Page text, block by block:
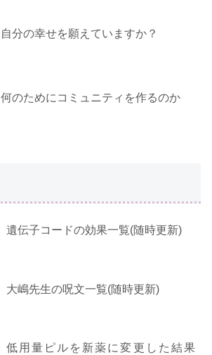
自分の幸せを願えていますか？
何のためにコミュニティを作るのか
遺伝子コードの効果一覧(随時更新)
大嶋先生の呪文一覧(随時更新)
低用量ピルを新薬に変更した結果